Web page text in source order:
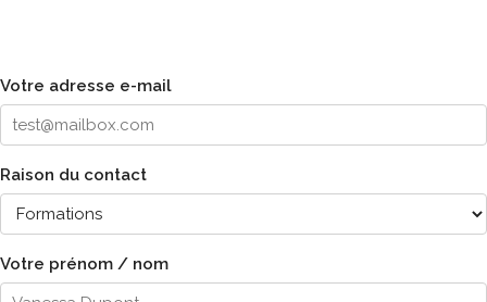
Votre adresse e-mail
Raison du contact
Votre prénom / nom